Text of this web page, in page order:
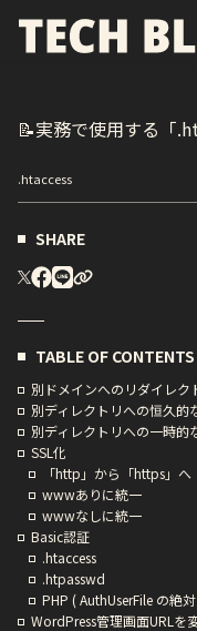
📝実務で使用する「
.htaccess
SHARE
TABLE OF CONTENTS
別ドメインへのリダイレク
別ディレクトリへの恒久的
別ディレクトリへの一時的
SSL化
「http」から「https」へ
wwwありに統一
wwwなしに統一
Basic認証
.htaccess
.htpasswd
PHP ( AuthUserFile の絶
WordPress管理画面URLを